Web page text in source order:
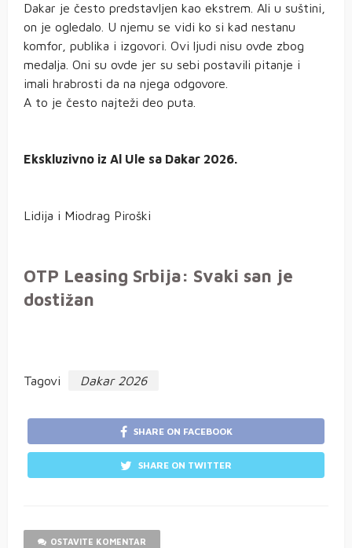
Dakar je često predstavljen kao ekstrem. Ali u suštini,
on je ogledalo. U njemu se vidi ko si kad nestanu
komfor, publika i izgovori. Ovi ljudi nisu ovde zbog
medalja. Oni su ovde jer su sebi postavili pitanje i
imali hrabrosti da na njega odgovore.
A to je često najteži deo puta.
Ekskluzivno iz Al Ule sa Dakar 2026.
Lidija i Miodrag Piroški
OTP Leasing Srbija: Svaki san je
dostižan
Tagovi Dakar 2026
SHARE ON FACEBOOK
SHARE ON TWITTER
OSTAVITE KOMENTAR